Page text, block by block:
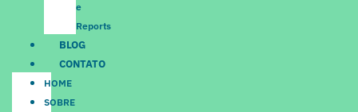
e
Reports
BLOG
CONTATO
HOME
SOBRE